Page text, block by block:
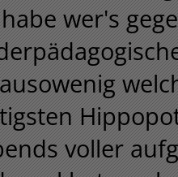
wer's
voller